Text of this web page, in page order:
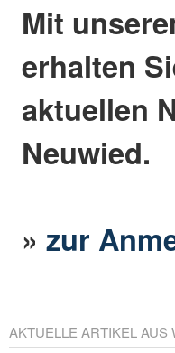
Mit
erhalten
aktuellen
Neuwied.
»zur
AKTUELLE ARTIKEL AUS